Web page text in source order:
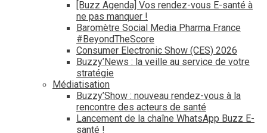
[Buzz Agenda] Vos rendez-vous E-santé à
ne pas manquer !
Baromètre Social Media Pharma France
#BeyondTheScore
Consumer Electronic Show (CES) 2026
Buzzy’News : la veille au service de votre
stratégie
Médiatisation
Buzzy’Show : nouveau rendez-vous à la
rencontre des acteurs de santé
Lancement de la chaîne WhatsApp Buzz E-
santé !